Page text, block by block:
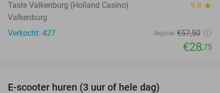
Taste Valkenburg (Holland Casino) 9.8 star
Valkenburg
Verkocht: 427
Regulier €57,50
€28,75
E-scooter huren (3 uur of hele dag)